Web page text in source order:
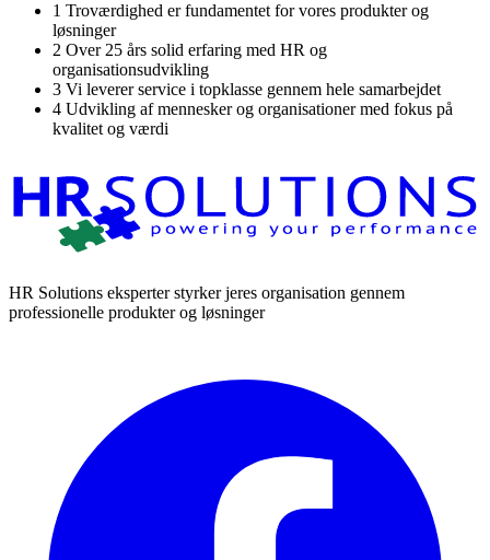
1 Troværdighed er fundamentet for vores produkter og
løsninger
2 Over 25 års solid erfaring med HR og
organisationsudvikling
3 Vi leverer service i topklasse gennem hele samarbejdet
4 Udvikling af mennesker og organisationer med fokus på
kvalitet og værdi
HR Solutions eksperter styrker jeres organisation gennem
professionelle produkter og løsninger